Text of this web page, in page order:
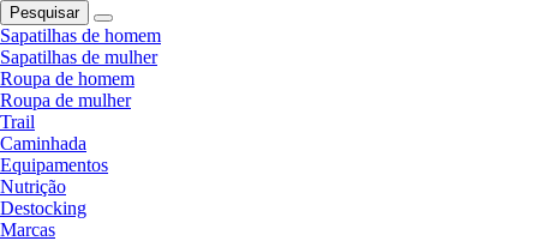
Pesquisar
Sapatilhas de homem
Sapatilhas de mulher
Roupa de homem
Roupa de mulher
Trail
Caminhada
Equipamentos
Nutrição
Destocking
Marcas